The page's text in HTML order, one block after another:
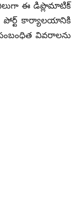
ఈ డిప్లొమాటిక్
కార్యాలయానికి
వివరాలను